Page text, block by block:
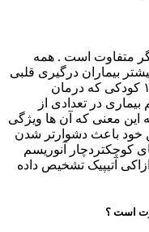
متفاوت است . همه
بیماران درگیری قلبی
ندارند . آنوریسم تنهادر ۲ تا ۶ مورد از ۱۰۰ کودکی که درمان
در تعدادی از
معنی که آن ها ویژگی
خود باعث دشوارتر شدن
کوچکتردچار آنوریسم
آتیپیک تشخیص داده
است ؟